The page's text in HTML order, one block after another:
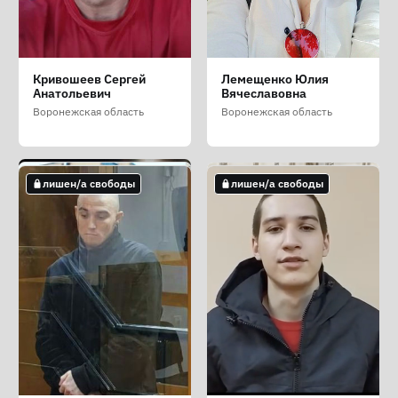
Воронков Георгий
Сергеевич
Воронежская область
Игнатов Иван
Вадимович
Воронежская область
Идрисов Владислав
Русланович
Воронежская область
не лишен/а свободы
Кривошеев Сергей
Анатольевич
Воронежская область
Лемещенко Юлия
Вячеславовна
Воронежская область
лишен/а свободы лишен/а свободы
лишен/а свободы лишен/а свободы